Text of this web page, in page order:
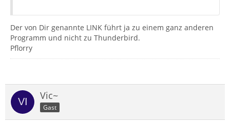
Der von Dir genannte LINK führt ja zu einem ganz anderen
Programm und nicht zu Thunderbird.
Pflorry
Vic~
Gast